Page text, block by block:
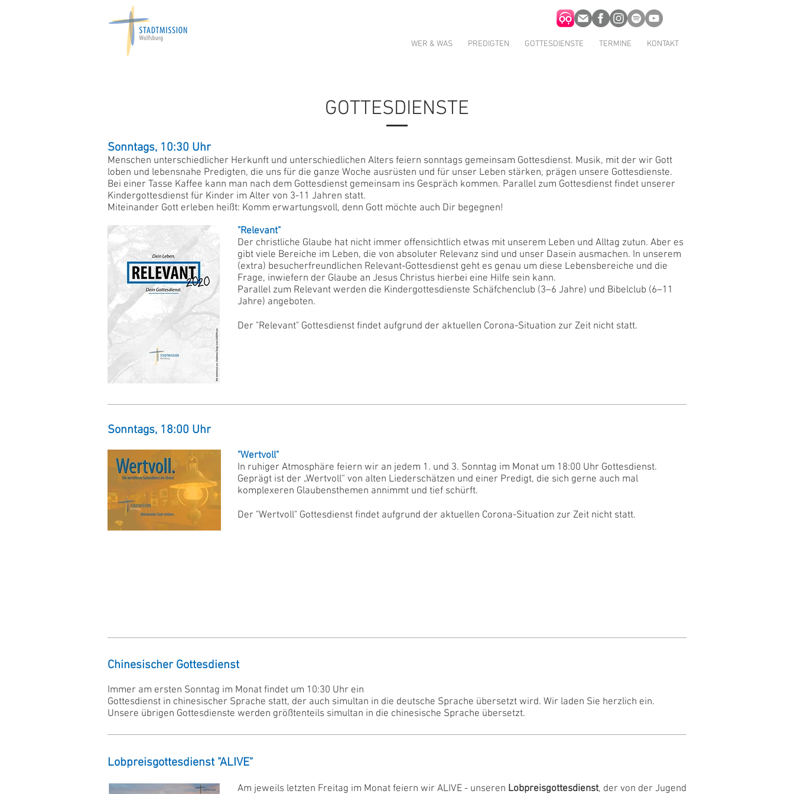
WER & WAS PREDIGTEN GOTTESDIENSTE TERMINE KONTAKT
GOTTESDIENSTE
Sonntags, 10:30 Uhr
Menschen unterschiedlicher Herkunft und unterschiedlichen Alters feiern sonntags gemeinsam Gottesdienst. Musik, mit der wir Gott
loben und lebensnahe Predigten, die uns für die ganze Woche ausrüsten und für unser Leben stärken, prägen unsere Gottesdienste.
Bei einer Tasse Kaffee kann man nach dem Gottesdienst gemeinsam ins Gespräch kommen. Parallel zum Gottesdienst findet unserer
Kindergottesdienst für Kinder im Alter von 3-11 Jahren statt.
Miteinander Gott erleben heißt: Komm erwartungsvoll, denn Gott möchte auch Dir begegnen!
"Relevant"
Der christliche Glaube hat nicht immer offensichtlich etwas mit unserem Leben und Alltag zutun. Aber es
gibt viele Bereiche im Leben, die von absoluter Relevanz sind und unser Dasein ausmachen. In unserem
(extra) besucherfreundlichen Relevant-Gottesdienst geht es genau um diese Lebensbereiche und die
Frage, inwiefern der Glaube an Jesus Christus hierbei eine Hilfe sein kann.
Parallel zum Relevant werden die Kindergottesdienste Schäfchenclub (3–6 Jahre) und Bibelclub (6–11
Jahre) angeboten.
Der "Relevant" Gottesdienst findet aufgrund der aktuellen Corona-Situation zur Zeit nicht statt.
Sonntags, 18:00 Uhr
"Wertvoll"
In ruhiger Atmosphäre feiern wir an jedem 1. und 3. Sonntag im Monat um 18:00 Uhr Gottesdienst.
Geprägt ist der „Wertvoll“ von alten Liederschätzen und einer Predigt, die sich gerne auch mal
komplexeren Glaubensthemen annimmt und tief schürft.
Der "Wertvoll" Gottesdienst findet aufgrund der aktuellen Corona-Situation zur Zeit nicht statt.
Chinesischer Gottesdienst
Immer am ersten Sonntag im Monat findet um 10:30 Uhr ein
Gottesdienst in chinesischer Sprache statt, der auch simultan in die deutsche Sprache übersetzt wird. Wir laden Sie herzlich ein.
Unsere übrigen Gottesdienste werden größtenteils simultan in die chinesische Sprache übersetzt.
Lobpreisgottesdienst "ALIVE"
Am jeweils letzten Freitag im Monat feiern wir ALIVE - unseren Lobpreisgottesdienst, der von der Jugend